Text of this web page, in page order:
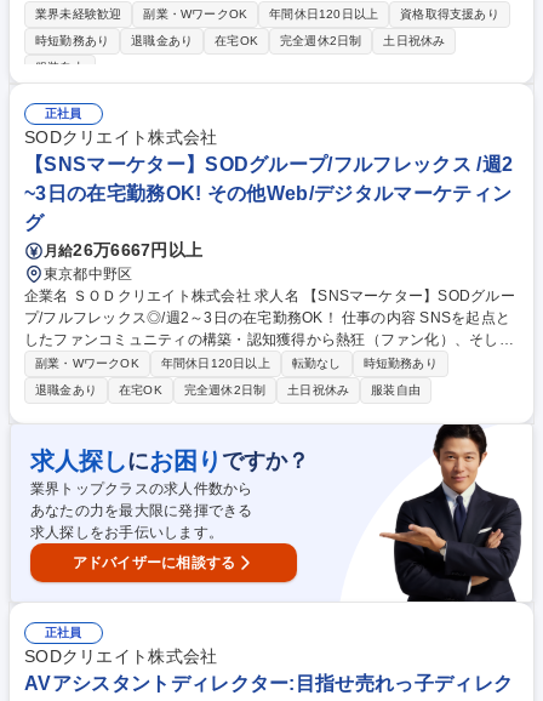
流通モデルの構築が課題となっており、スペシャリストとして、戦略立案
から実行まで多岐にわたる業務をお任せできる方を募集します。 【詳細】
■事業戦略を踏まえた物流戦略の策定と実行 ■最適な生産需給・物流ネッ
及び連携 ■キリングループ外企業との物流協業の企画、実行 【キャリアパ
ス】将来的には、物流現場の深い知見と戦略的思考を兼ね備えた人材とし
て、他事業部門のマネジメント層へのキャリアアップも視野に入ります。
募集職種 【物流戦略企画～実行/チルド】注力中のヘルスサイエンス領域
の物流を支える
業界未経験歓迎 副業・WワークOK 年間休日120日以上
資格取得支援あり
時短勤務あり
退職金あり 在宅OK 完全週休2日制
土日祝休み
服装自由
正社員
SODクリエイト株式会社
【SNSマーケター】SODグループ/フルフレックス /週2
~3日の在宅勤務OK! その他Web/デジタルマーケティン
グ
月給26万6667円以上
東京都中野区
企業名 ＳＯＤクリエイト株式会社 求人名 【SNSマーケター】SODグルー
プ/フルフレックス◎/週2～3日の在宅勤務OK！ 仕事の内容 SNSを起点と
したファンコミュニティの構築・認知獲得から熱狂（ファン化）、そして
収益化までのプロセスを一気通貫で設計・運用いただくポジションとなり
ます。以下業務詳細となります。 ■ファンマーケティングの戦略立案： S
NSを活用した「ファン創り」の方向性提案、チームでのブレスト ■運用実
務： SNS（X, Instagram, TikTok等）の投稿、ユーザーへのリプライ・リ
アクション対応 ■収益化設計： 認知からマネタイズ（ファンクラブ入会や
コンテンツ購入）までの動線設計・最適化 募集職種 【SNSマーケター】S
ODグループ/フルフレックス◎/週2～3日の在宅勤務OK！
副業・WワークOK 年間休日120日以上 転勤なし
時短勤務あり
退職金あり
在宅OK 完全週休2日制 土日祝休み 服装自由
求人探しにお困り ですか？
業界トップクラスの求人件数から
あなたの力を最大限に発揮できる
求人探しをお手伝いします。
アドバイザーに相談する
正社員
SODクリエイト株式会社
AVアシスタントディレクター:目指せ売れっ子ディレク